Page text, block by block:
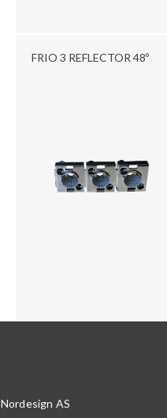
FRIO 3 REFLECTOR 48º
Nordesign AS